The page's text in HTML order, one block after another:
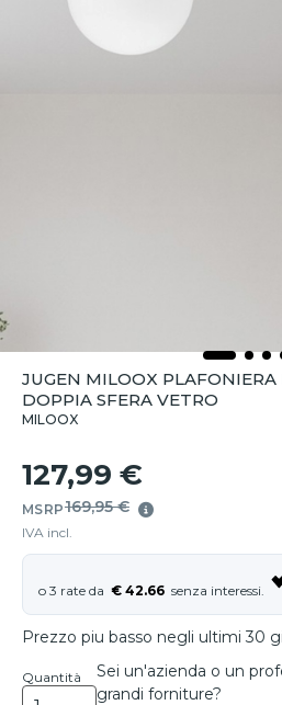
JUGEN MILOOX
DOPPIA SFERA VETRO
MILOOX
127,99 €
MSRP169,95 €
IVA incl.
€ 42.66
Prezzo piu basso negli ultimi 30
Quantità
Sei un'azienda o un
grandi forniture?